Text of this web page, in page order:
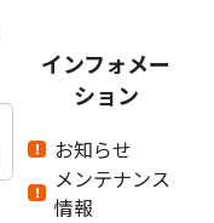
インフォメー
ション
お知らせ
メンテナンス
情報